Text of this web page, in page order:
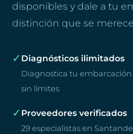
disponibles y dale a tu
distinción que se
✓ Diagnósticos ilimitados
Diagnostica tu embarcación
sin límites
✓ Proveedores verificados
29 especialistas en